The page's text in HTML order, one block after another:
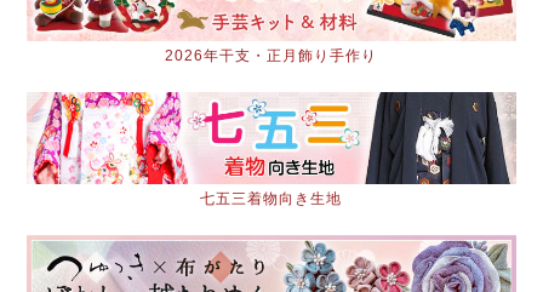
2026年干支・正月飾り手作り
七五三着物向き生地